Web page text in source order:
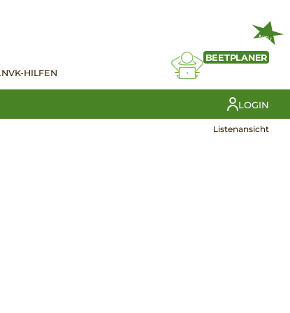
VK-HILFEN
NEU
BEETPLANER
LOGIN
Listenansicht